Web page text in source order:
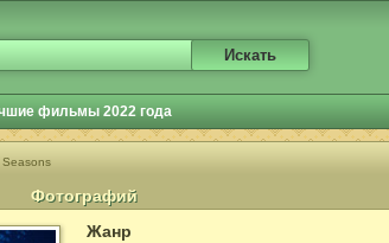
фильмы 2022 года
Seasons
Фотографий
Жанр